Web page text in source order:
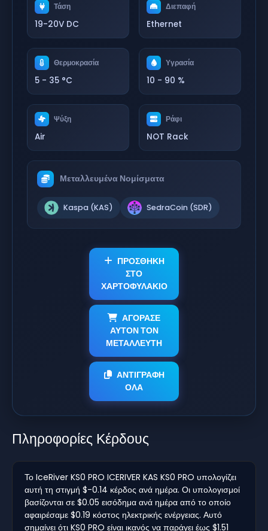
Τάση
19-20V DC
Διεπαφή
Ethernet
Θερμοκρασία
5 - 35 °C
Υγρασία
10 - 90 %
Ψύξη
Air
Ράφι
NOT Rack
Μεταλλευμένα Νομίσματα
Kaspa (KAS) SedraCoin (SDR)
ΠΡΟΣΘΗΚΗ
ΣΤΟ
ΧΑΡΤΟΦΥΛΑΚΙΟ
ΑΓΟΡΑΣΕ
ΑΥΤΟΝ ΤΟΝ
ΜΕΤΑΛΛΕΥΤΗ
ΑΝΤΙΓΡΑΦΗ
ΟΛΑ
Πληροφορίες Κέρδους
Το IceRiver KS0 PRO ICERIVER KAS KS0 PRO υπολογίζει
αυτή τη στιγμή $-0.14 κέρδος ανά ημέρα. Οι υπολογισμοί
βασίζονται σε $0.05 εισόδημα ανά ημέρα από το οποίο
αφαιρέσαμε $0.19 κόστος ηλεκτρικής ενέργειας. Αυτό
σημαίνει ότι KS0 PRO είναι ικανός να παράγει έως $1.51